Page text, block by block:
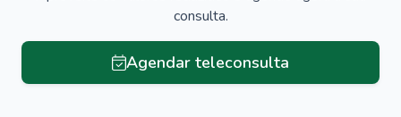
consulta.
Agendar teleconsulta